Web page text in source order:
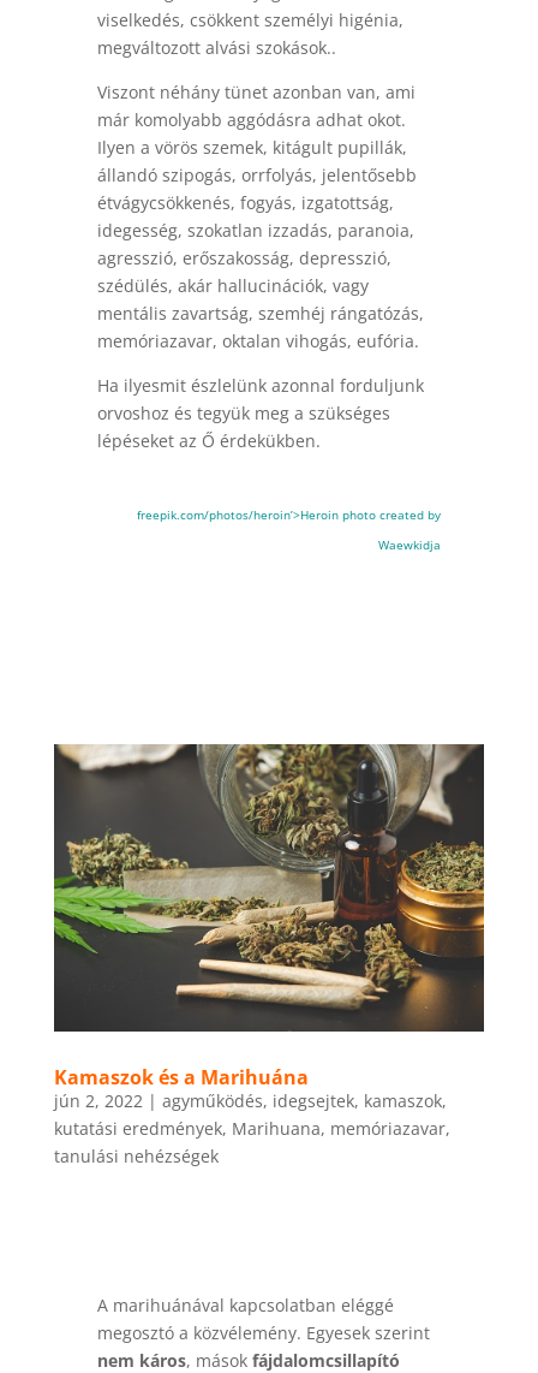
viselkedés, csökkent személyi higénia,
megváltozott alvási szokások..
Viszont néhány tünet azonban van, ami
már komolyabb aggódásra adhat okot.
Ilyen a vörös szemek, kitágult pupillák,
állandó szipogás, orrfolyás, jelentősebb
étvágycsökkenés, fogyás, izgatottság,
idegesség, szokatlan izzadás, paranoia,
agresszió, erőszakosság, depresszió,
szédülés, akár hallucinációk, vagy
mentális zavartság, szemhéj rángatózás,
memóriazavar, oktalan vihogás, eufória.
Ha ilyesmit észlelünk azonnal forduljunk
orvoshoz és tegyük meg a szükséges
lépéseket az Ő érdekükben.
freepik.com/photos/heroin’>Heroin photo created by
Waewkidja
Kamaszok és a Marihuána
jún 2, 2022 | agyműködés, idegsejtek, kamaszok,
kutatási eredmények, Marihuana, memóriazavar,
tanulási nehézségek
A marihuánával kapcsolatban eléggé
megosztó a közvélemény. Egyesek szerint
nem káros, mások fájdalomcsillapító